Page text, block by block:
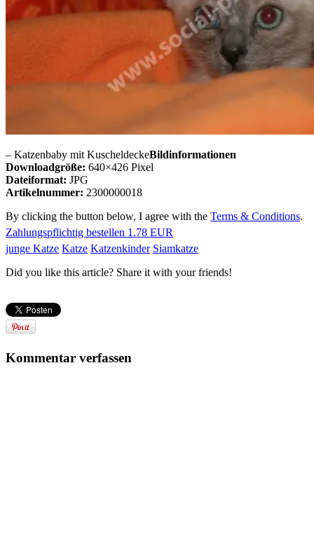
– Katzenbaby mit KuscheldeckeBildinformationen
Downloadgröße: 640×426 Pixel
Dateiformat: JPG
Artikelnummer: 2300000018
By clicking the button below, I agree with the Terms & Conditions.
Zahlungspflichtig bestellen 1.78 EUR
junge Katze Katze Katzenkinder Siamkatze
Did you like this article? Share it with your friends!
Kommentar verfassen